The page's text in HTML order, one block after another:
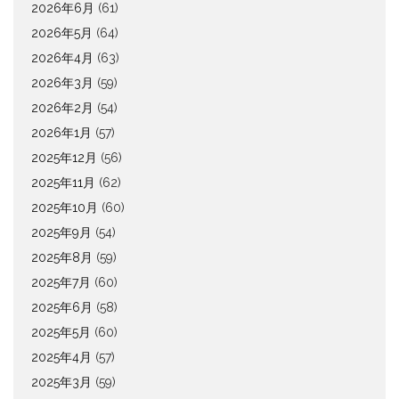
2026年6月 (61)
2026年5月 (64)
2026年4月 (63)
2026年3月 (59)
2026年2月 (54)
2026年1月 (57)
2025年12月 (56)
2025年11月 (62)
2025年10月 (60)
2025年9月 (54)
2025年8月 (59)
2025年7月 (60)
2025年6月 (58)
2025年5月 (60)
2025年4月 (57)
2025年3月 (59)